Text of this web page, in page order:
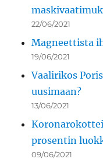
22/06/2021
Magneettista
19/06/2021
Vaalirikos
uusimaan?
13/06/2021
prosentin
09/06/2021